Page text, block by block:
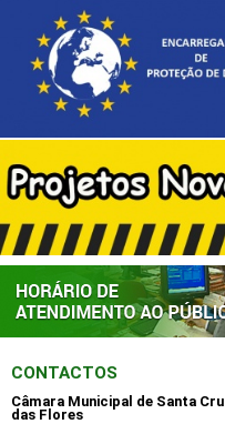
CONTACTOS
Câmara Municipal de Santa
das Flores